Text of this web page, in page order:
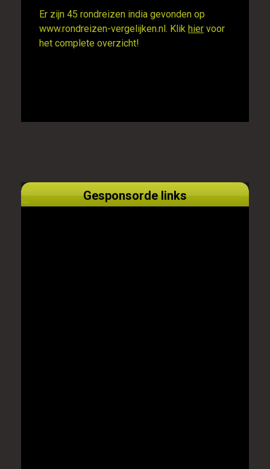
Er zijn 45 rondreizen india gevonden op
www.rondreizen-vergelijken.nl. Klik hier voor
het complete overzicht!
Gesponsorde links